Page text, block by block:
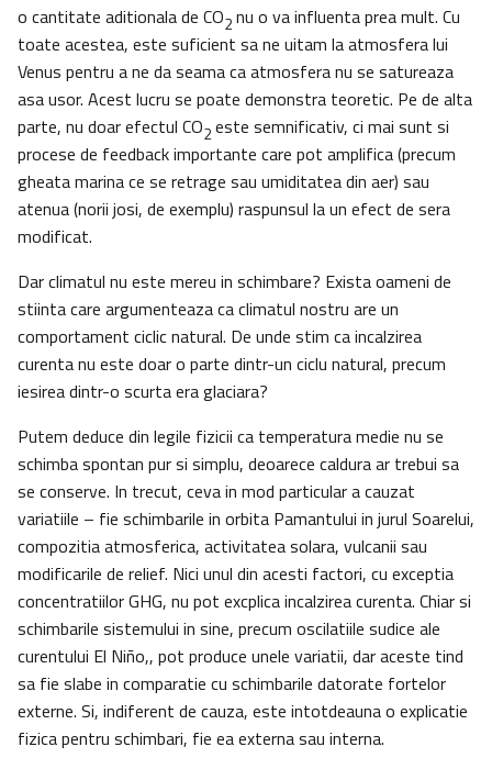
o cantitate aditionala de CO2 nu o va influenta prea mult. Cu
toate acestea, este suficient sa ne uitam la atmosfera lui
Venus pentru a ne da seama ca atmosfera nu se satureaza
asa usor. Acest lucru se poate demonstra teoretic. Pe de alta
parte, nu doar efectul CO2 este semnificativ, ci mai sunt si
procese de feedback importante care pot amplifica (precum
gheata marina ce se retrage sau umiditatea din aer) sau
atenua (norii josi, de exemplu) raspunsul la un efect de sera
modificat.
Dar climatul nu este mereu in schimbare? Exista oameni de
stiinta care argumenteaza ca climatul nostru are un
comportament ciclic natural. De unde stim ca incalzirea
curenta nu este doar o parte dintr-un ciclu natural, precum
iesirea dintr-o scurta era glaciara?
Putem deduce din legile fizicii ca temperatura medie nu se
schimba spontan pur si simplu, deoarece caldura ar trebui sa
se conserve. In trecut, ceva in mod particular a cauzat
variatiile – fie schimbarile in orbita Pamantului in jurul Soarelui,
compozitia atmosferica, activitatea solara, vulcanii sau
modificarile de relief. Nici unul din acesti factori, cu exceptia
concentratiilor GHG, nu pot excplica incalzirea curenta. Chiar si
schimbarile sistemului in sine, precum oscilatiile sudice ale
curentului El Niño,, pot produce unele variatii, dar aceste tind
sa fie slabe in comparatie cu schimbarile datorate fortelor
externe. Si, indiferent de cauza, este intotdeauna o explicatie
fizica pentru schimbari, fie ea externa sau interna.